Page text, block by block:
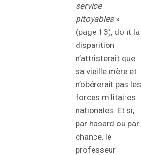
service
pitoyables»
(page 13), dont la
disparition
n’attristerait que
sa vieille mère et
n’obérerait pas les
forces militaires
nationales. Et si,
par hasard ou par
chance, le
professeur